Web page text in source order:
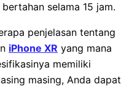
selama 15 jam.
penjelasan tentang
iPhone XR yang mana
memiliki
masing, Anda dapat